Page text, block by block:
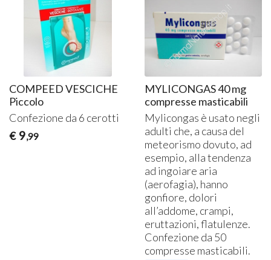
COMPEED VESCICHE
Piccolo
Confezione da 6 cerotti
€ 9,99
MYLICONGAS 40 mg
compresse masticabili
Mylicongas è usato negli
adulti che, a causa del
meteorismo dovuto, ad
esempio, alla tendenza
ad ingoiare aria
(aerofagia), hanno
gonfiore, dolori
all’addome, crampi,
eruttazioni, flatulenze.
Confezione da 50
compresse masticabili.